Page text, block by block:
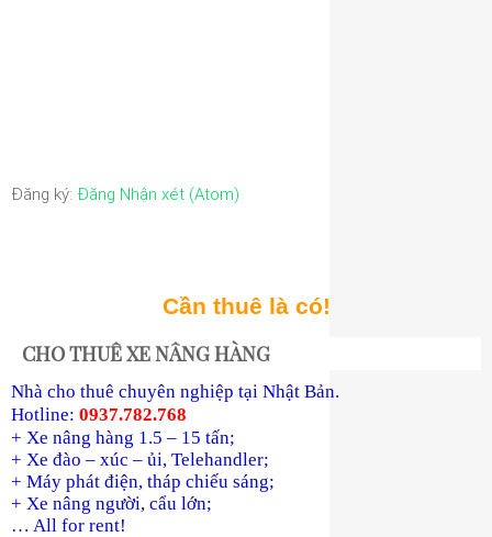
Đăng ký: Đăng Nhận xét (Atom)
Cần thuê là có!
CHO THUÊ XE NÂNG HÀNG
Nhà cho thuê chuyên nghiệp tại Nhật Bản.
Hotline: 0937.782.768
+ Xe nâng hàng 1.5 – 15 tấn;
+ Xe đào – xúc – ủi, Telehandler;
+ Máy phát điện, tháp chiếu sáng;
+ Xe nâng người, cẩu lớn;
… All for rent!